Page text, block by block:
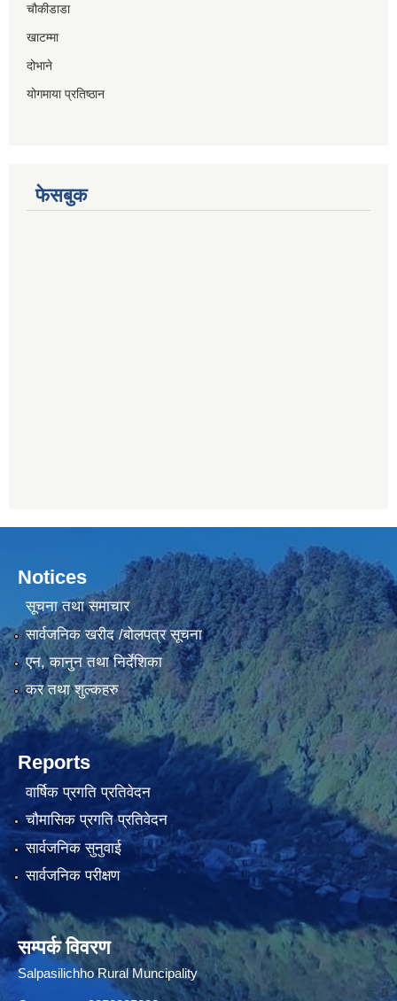
चौकीडाडा
खाटम्मा
दोभाने
योगमाया प्रतिष्ठान
फेसबुक
Notices
सूचना तथा समाचार
सार्वजनिक खरीद /बोलपत्र सूचना
एन, कानुन तथा निर्देशिका
कर तथा शुल्कहरु
Reports
वार्षिक प्रगति प्रतिवेदन
चौमासिक प्रगति प्रतिवेदन
सार्वजनिक सुनुवाई
सार्वजनिक परीक्षण
सम्पर्क विवरण
Salpasilichho Rural Muncipality